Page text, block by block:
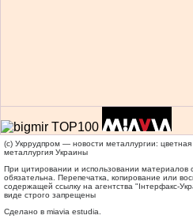
(c) Укррудпром — новости металлургии:
металлургия Украины
При цитировании и использовании материалов
обязательна. Перепечатка, копирование или
содержащей ссылку на агентства "Iнтерфакс-
виде строго запрещены
Сделано в miavia estudia.